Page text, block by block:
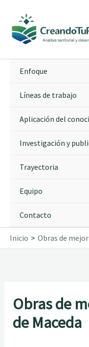
contenido
Enfoque
Líneas de trabajo
Aplicación del
Investigación y
Trayectoria
Equipo
Contacto
Inicio Obras de
Obras de
de Maceda